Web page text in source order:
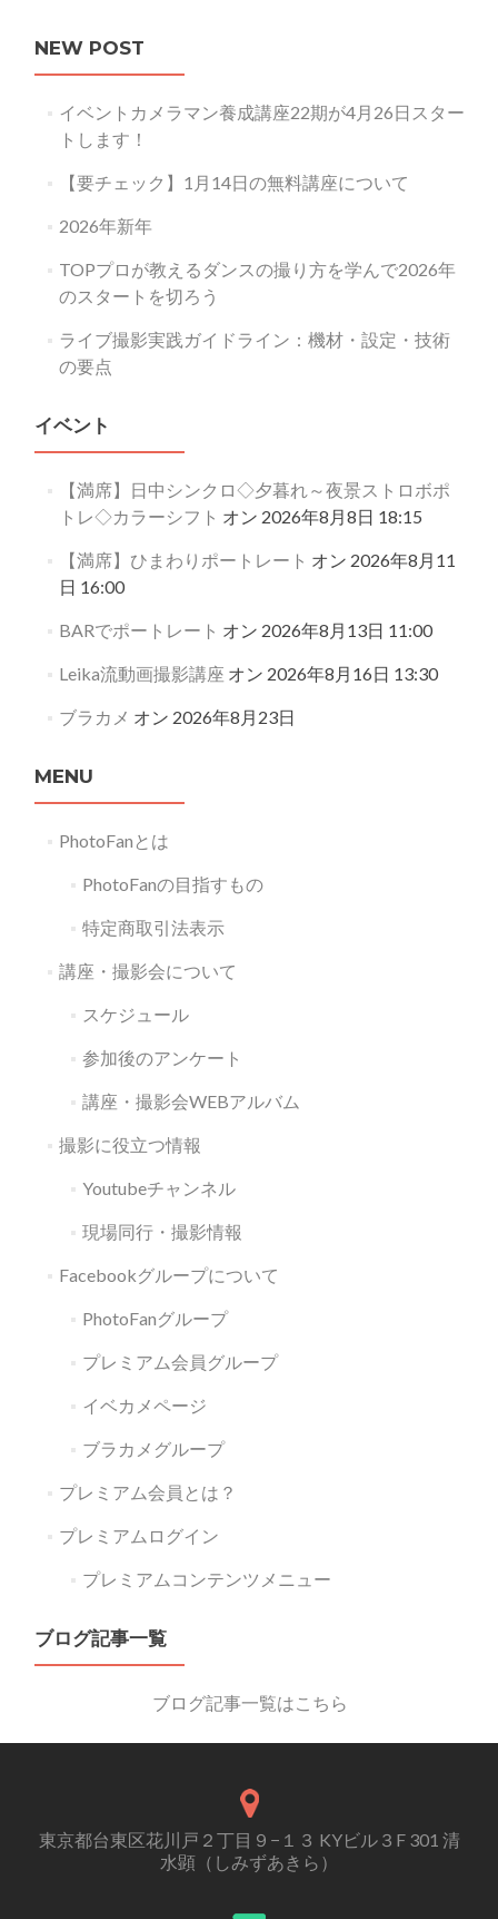
NEW POST
イベントカメラマン養成講座22期が4月26日スター
トします！
【要チェック】1月14日の無料講座について
2026年新年
TOPプロが教えるダンスの撮り方を学んで2026年
のスタートを切ろう
ライブ撮影実践ガイドライン：機材・設定・技術
の要点
イベント
【満席】日中シンクロ◇夕暮れ～夜景ストロボポ
トレ◇カラーシフト オン 2026年8月8日 18:15
【満席】ひまわりポートレート オン 2026年8月11
日 16:00
BARでポートレート オン 2026年8月13日 11:00
Leika流動画撮影講座 オン 2026年8月16日 13:30
ブラカメ オン 2026年8月23日
MENU
PhotoFanとは
PhotoFanの目指すもの
特定商取引法表示
講座・撮影会について
スケジュール
参加後のアンケート
講座・撮影会WEBアルバム
撮影に役立つ情報
Youtubeチャンネル
現場同行・撮影情報
Facebookグループについて
PhotoFanグループ
プレミアム会員グループ
イベカメページ
ブラカメグループ
プレミアム会員とは？
プレミアムログイン
プレミアムコンテンツメニュー
ブログ記事一覧
ブログ記事一覧はこちら
東京都台東区花川戸２丁目９−１３ KYビル３F 301 清
水顕（しみずあきら）